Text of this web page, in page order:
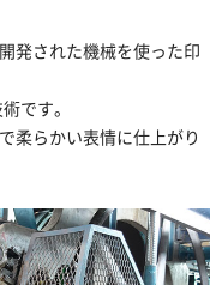
発された機械を使った印
です。
柔らかい表情に仕上がり